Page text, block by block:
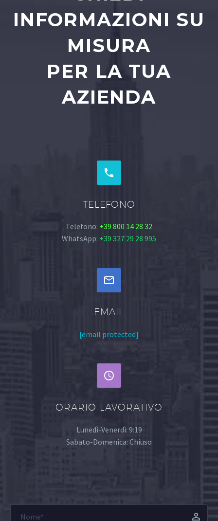
INFORMAZIONI SU
MISURA
PER LA TUA
AZIENDA


TELEFONO
Telefono: +39 800 14 28 32
WhatsApp: +39 327 29 28 995


EMAIL
[email protected]


ORARIO LAVORATIVO
Lunedì-Venerdì: 9:19
Sabato-Domenica: Chiuso